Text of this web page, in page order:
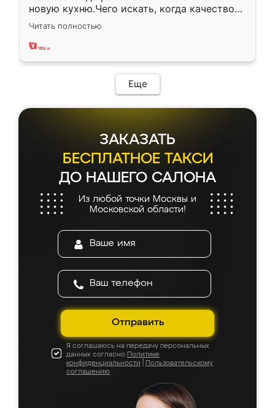
новую кухню.Чего искать, когда качеством
вполне довольна. Служит кухня уже почти
два года, нареканий нет.
Читать полностью
Еще
ЗАКАЗАТЬ
БЕСПЛАТНОЕ ТАКСИ
ДО НАШЕГО САЛОНА
Из любой точки Москвы и
Московской области!
Отправить
Я соглашаюсь на передачу персональных
данных согласно Политике
конфиденциальности
Пользовательскому
соглашению